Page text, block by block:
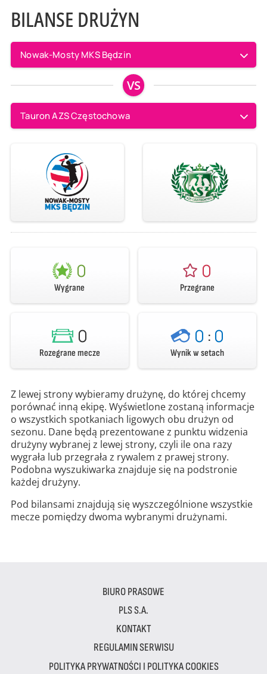
BILANSE DRUŻYN
Nowak-Mosty MKS Będzin
VS
Tauron AZS Częstochowa
0
Wygrane
0
Przegrane
0
Rozegrane mecze
0 : 0
Wynik w setach
Z lewej strony wybieramy drużynę, do której chcemy
porównać inną ekipę. Wyświetlone zostaną informacje
o wszystkich spotkaniach ligowych obu drużyn od
sezonu. Dane będą prezentowane z punktu widzenia
drużyny wybranej z lewej strony, czyli ile ona razy
wygrała lub przegrała z rywalem z prawej strony.
Podobna wyszukiwarka znajduje się na podstronie
każdej drużyny.
Pod bilansami znajdują się wyszczególnione wszystkie
mecze pomiędzy dwoma wybranymi drużynami.
BIURO PRASOWE
PLS S.A.
KONTAKT
REGULAMIN SERWISU
POLITYKA PRYWATNOŚCI I POLITYKA COOKIES